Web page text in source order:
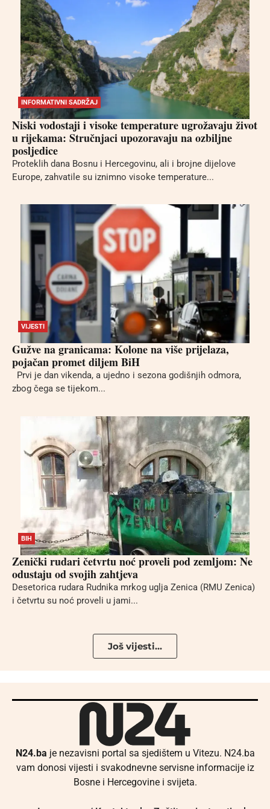
INFORMATIVNI SADRŽAJ
Niski vodostaji i visoke temperature ugrožavaju život
u rijekama: Stručnjaci upozoravaju na ozbiljne
posljedice
Proteklih dana Bosnu i Hercegovinu, ali i brojne dijelove
Europe, zahvatile su iznimno visoke temperature...
VIJESTI
Gužve na granicama: Kolone na više prijelaza,
pojačan promet diljem BiH
Prvi je dan vikenda, a ujedno i sezona godišnjih odmora,
zbog čega se tijekom...
BIH
Zenički rudari četvrtu noć proveli pod zemljom: Ne
odustaju od svojih zahtjeva
Desetorica rudara Rudnika mrkog uglja Zenica (RMU Zenica)
i četvrtu su noć proveli u jami...
Još vijesti...
N24.ba je nezavisni portal sa sjedištem u Vitezu. N24.ba
vam donosi vijesti i svakodnevne servisne informacije iz
Bosne i Hercegovine i svijeta.